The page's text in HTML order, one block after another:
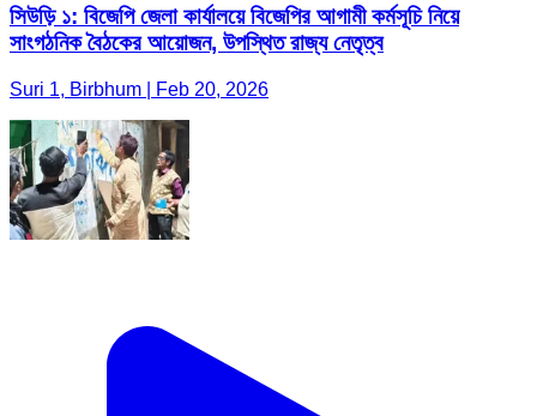
সিউড়ি ১: বিজেপি জেলা কার্যালয়ে বিজেপির আগামী কর্মসূচি নিয়ে
সাংগঠনিক বৈঠকের আয়োজন, উপস্থিত রাজ্য নেতৃত্ব
Suri 1, Birbhum | Feb 20, 2026